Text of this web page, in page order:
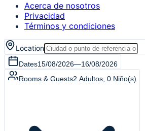
Acerca de nosotros
Privacidad
Términos y condiciones
Location
Dates15/08/2026—16/08/2026
Rooms & Guests2 Adultos 0 Niño(s)